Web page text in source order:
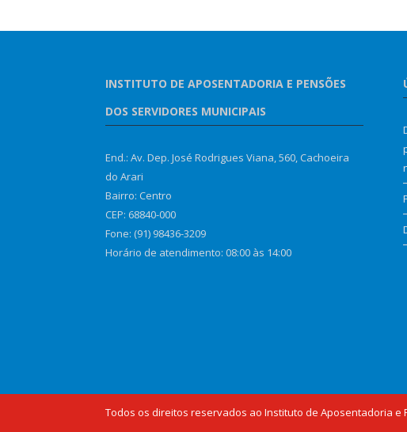
INSTITUTO DE APOSENTADORIA E PENSÕES
DOS SERVIDORES MUNICIPAIS
End.: Av. Dep. José Rodrigues Viana, 560, Cachoeira
do Arari
Bairro: Centro
CEP: 68840-000
Fone: (91) 98436-3209
Horário de atendimento: 08:00 às 14:00
Todos os direitos reservados ao Instituto de Aposentadoria e